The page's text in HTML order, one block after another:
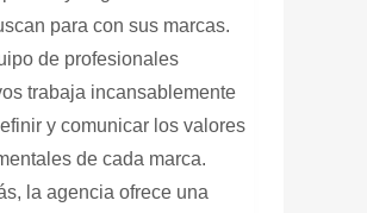
para con sus marcas.
de profesionales
trabaja incansablemente
y comunicar los valores
de cada marca.
la agencia ofrece una